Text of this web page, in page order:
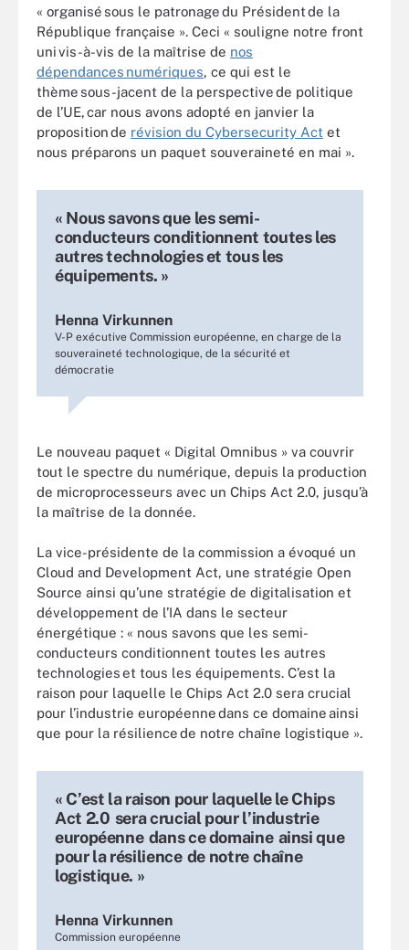
« organisé sous le patronage du Président de la
République française ». Ceci « souligne notre front
uni vis-à-vis de la maîtrise de nos
dépendances numériques, ce qui est le
thème sous-jacent de la perspective de politique
de l’UE, car nous avons adopté en janvier la
proposition de révision du Cybersecurity Act et
nous préparons un paquet souveraineté en mai ».
« Nous savons que les semi-
conducteurs conditionnent toutes les
autres technologies et tous les
équipements. »
Henna Virkunnen
V-P exécutive Commission européenne, en charge de la
souveraineté technologique, de la sécurité et
démocratie
Le nouveau paquet « Digital Omnibus » va couvrir
tout le spectre du numérique, depuis la production
de microprocesseurs avec un Chips Act 2.0, jusqu’à
la maîtrise de la donnée.
La vice-présidente de la commission a évoqué un
Cloud and Development Act, une stratégie Open
Source ainsi qu’une stratégie de digitalisation et
développement de l’IA dans le secteur
énergétique : « nous savons que les semi-
conducteurs conditionnent toutes les autres
technologies et tous les équipements. C’est la
raison pour laquelle le Chips Act 2.0 sera crucial
pour l’industrie européenne dans ce domaine ainsi
que pour la résilience de notre chaîne logistique ».
« C’est la raison pour laquelle le Chips
Act 2.0 sera crucial pour l’industrie
européenne dans ce domaine ainsi que
pour la résilience de notre chaîne
logistique. »
Henna Virkunnen
Commission européenne